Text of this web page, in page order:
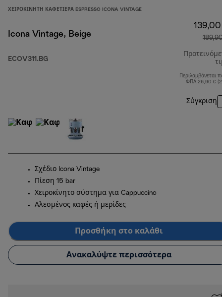
ΧΕΙΡΟΚΊΝΗΤΗ ΚΑΦΕΤΙΈΡΑ ESPRESSO ICONA VINTAGE
Icona Vintage, Beige
ECOV311.BG
Περιλαμβάνεται
ΦΠΑ 26,90 €
Σύγκριση
Σχέδιο Icona Vintage
Πίεση 15 bar
Χειροκίνητο σύστημα για Cappuccino
Αλεσμένος καφές ή μερίδες
Προσθήκη στο καλάθι
Ανακαλύψτε περισσότερα